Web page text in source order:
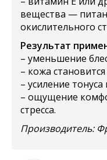
вещества —
окислительного
Результат
– уменьшение
– кожа
– усиление
– ощущение
стресса.
Производитель: